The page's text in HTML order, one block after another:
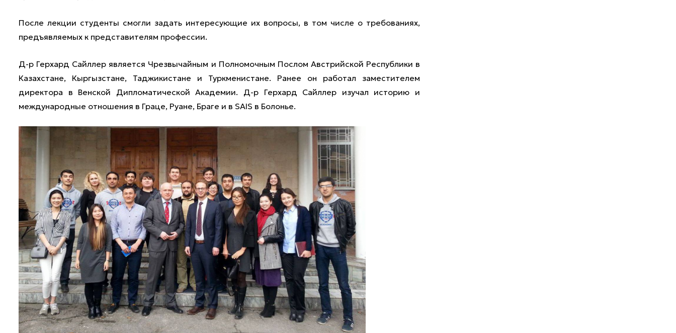
После лекции студенты смогли задать интересующие их вопросы, в том числе о требованиях,
предъявляемых к представителям профессии.
Д-р Герхард Сайллер является Чрезвычайным и Полномочным Послом Австрийской Республики в
Казахстане, Кыргызстане, Таджикистане и Туркменистане. Ранее он работал заместителем
директора в Венской Дипломатической Академии. Д-р Герхард Сайллер изучал историю и
международные отношения в Граце, Руане, Браге и в SAIS в Болонье.